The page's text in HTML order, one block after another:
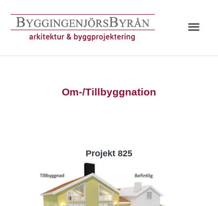
innehåll
Om-/Tillbyggnation
Projekt 825